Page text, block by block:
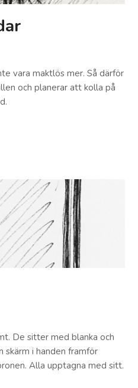
vara maktlös mer. Så därför
och planerar att kolla på
De sitter med blanka och
skärm i handen framför
Alla upptagna med sitt.